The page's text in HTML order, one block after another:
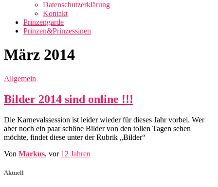
Datenschutzerklärung
Kontakt
Prinzengarde
Prinzen&Prinzessinen
März 2014
Allgemein
Bilder 2014 sind online !!!
Die Karnevalssession ist leider wieder für dieses Jahr vorbei. Wer
aber noch ein paar schöne Bilder von den tollen Tagen sehen
möchte, findet diese unter der Rubrik „Bilder“
Von Markus, vor 12 Jahren
Aktuell